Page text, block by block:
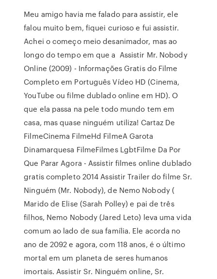
Meu amigo havia me falado para assistir, ele
falou muito bem, fiquei curioso e fui assistir.
Achei o começo meio desanimador, mas ao
longo do tempo em que a Assistir Mr. Nobody
Online (2009) - Informações Gratis do Filme
Completo em Português Vídeo HD (Cinema,
YouTube ou filme dublado online em HD). O
que ela passa na pele todo mundo tem em
casa, mas quase ninguém utiliza! Cartaz De
FilmeCinema FilmeHd FilmeA Garota
Dinamarquesa FilmeFilmes LgbtFilme Da Por
Que Parar Agora - Assistir filmes online dublado
gratis completo 2014 Assistir Trailer do filme Sr.
Ninguém (Mr. Nobody), de Nemo Nobody (
Marido de Elise (Sarah Polley) e pai de três
filhos, Nemo Nobody (Jared Leto) leva uma vida
comum ao lado de sua família. Ele acorda no
ano de 2092 e agora, com 118 anos, é o último
mortal em um planeta de seres humanos
imortais. Assistir Sr. Ninguém online, Sr.